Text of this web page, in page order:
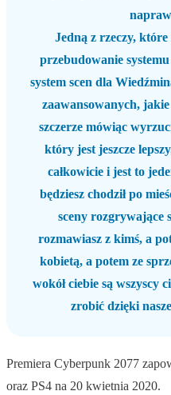
Jedną z rzeczy,
przebudowanie
system scen dla
zaawansowanych,
szczerze mówiąc
który jest jeszcze
całkowicie i jest to
będziesz chodził po
sceny rozgrywające
rozmawiasz z kimś, a
kobietą, a potem ze
wokół ciebie są wszyscy
zrobić dzięki
Premiera Cyberpunk 2077
oraz PS4 na 20 kwietnia 2020.